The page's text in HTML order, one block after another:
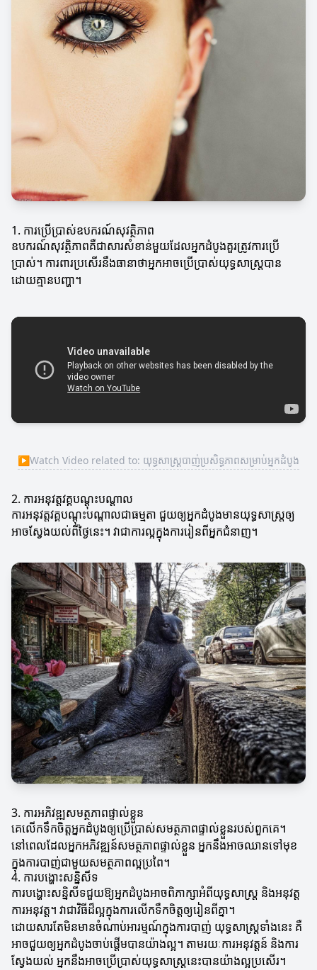
1. ការប្រើប្រាស់ឧបករណ៍សុវត្ថិភាព
ឧបករណ៍សុវត្ថិភាពគឺជាសារសំខាន់មួយដែលអ្នកដំបូងគួរត្រូវការប្រើ
ប្រាស់។ ការពារប្រសើរនឹងធានាថាអ្នកអាចប្រើប្រាស់យុទ្ធសាស្រ្តបាន
ដោយគ្មានបញ្ហា។
▶Watch Video related to: យុទ្ធសាស្រ្តបាញ់ប្រសិទ្ធភាពសម្រាប់អ្នកដំបូង
2. ការអនុវត្តវគ្គបណ្តុះបណ្តាល
ការអនុវត្តវគ្គបណ្តុះបណ្តាលជាធម្មតា ជួយឲ្យអ្នកដំបូងមានយុទ្ធសាស្រ្តឲ្យ
អាចស្វែងយល់ពីថ្ងៃនេះ។ វាជាការល្អក្នុងការរៀនពីអ្នកជំនាញ។
3. ការអភិវឌ្ឍសមត្ថភាពផ្ទាល់ខ្លួន
គេលើកទឹកចិត្តអ្នកដំបូងឲ្យប្រើប្រាស់សមត្ថភាពផ្ទាល់ខ្លួនរបស់ពួកគេ។
នៅពេលដែលអ្នកអភិវឌ្ឍន៍សមត្ថភាពផ្ទាល់ខ្លួន អ្នកនឹងអាចឈានទៅមុខ
ក្នុងការបាញ់ជាមួយសមត្ថភាពល្អប្រពៃ។
4. ការបង្ហោះសន្និសីទ
ការបង្ហោះសន្និសីទជួយឱ្យអ្នកដំបូងអាចពិភាក្សាអំពីយុទ្ធសាស្រ្ត និងអនុវត្ត
ការអនុវត្ត។ វាជាវិធីដ៏ល្អក្នុងការលើកទឹកចិត្តឲ្យរៀនពីគ្នា។
ដោយសារតែមិនមានចំណាប់អារម្មណ៍ក្នុងការបាញ់ យុទ្ធសាស្រ្តទាំងនេះ គឺ
អាចជួយឲ្យអ្នកដំបូងចាប់ផ្តើមបានយ៉ាងល្អ។ តាមរយៈការអនុវត្តន៍ និងការ
ស្វែងយល់ អ្នកនឹងអាចប្រើប្រាស់យុទ្ធសាស្រ្តនេះបានយ៉ាងល្អប្រសើរ។